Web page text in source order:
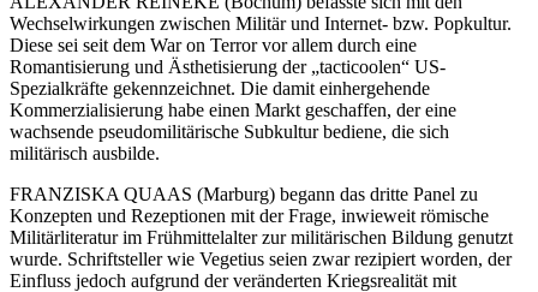
Wechselwirkungen zwischen Militär und Internet- bzw. Popkultur.
Diese sei seit dem War on Terror vor allem durch eine
Romantisierung und Ästhetisierung der „tacticoolen“ US-
Spezialkräfte gekennzeichnet. Die damit einhergehende
Kommerzialisierung habe einen Markt geschaffen, der eine
wachsende pseudomilitärische Subkultur bediene, die sich
militärisch ausbilde.
FRANZISKA QUAAS (Marburg) begann das dritte Panel zu
Konzepten und Rezeptionen mit der Frage, inwieweit römische
Militärliteratur im Frühmittelalter zur militärischen Bildung genutzt
wurde. Schriftsteller wie Vegetius seien zwar rezipiert worden, der
Einfluss jedoch aufgrund der veränderten Kriegsrealität mit